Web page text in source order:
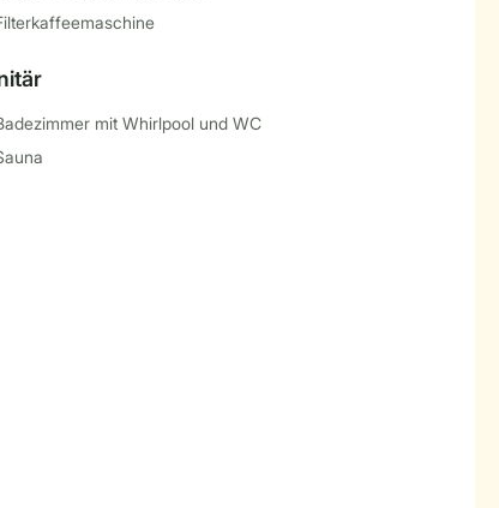
mit Whirlpool und WC